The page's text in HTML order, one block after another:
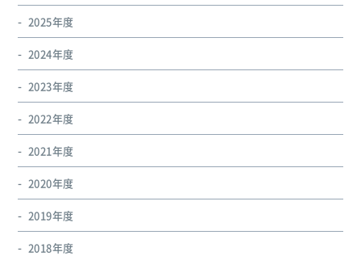
2025年度
2024年度
2023年度
2022年度
2021年度
2020年度
2019年度
2018年度